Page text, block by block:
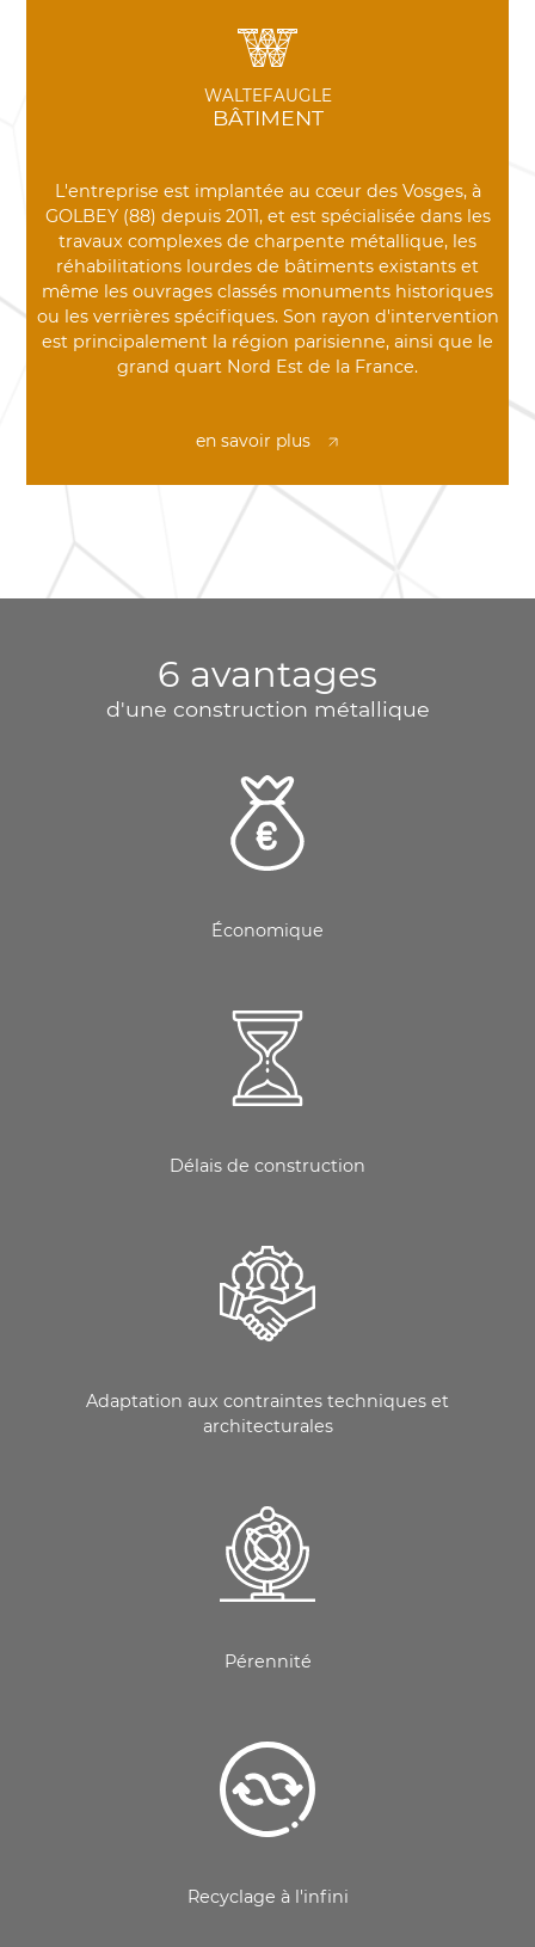
WALTEFAUGLE
BÂTIMENT
L'entreprise est implantée au cœur des Vosges, à
GOLBEY (88) depuis 2011, et est spécialisée dans les
travaux complexes de charpente métallique, les
réhabilitations lourdes de bâtiments existants et
même les ouvrages classés monuments historiques
ou les verrières spécifiques. Son rayon d'intervention
est principalement la région parisienne, ainsi que le
grand quart Nord Est de la France.
en savoir plus
6 avantages
d'une construction métallique
Économique
Délais de construction
Adaptation aux contraintes techniques et
architecturales
Pérennité
Recyclage à l'infini